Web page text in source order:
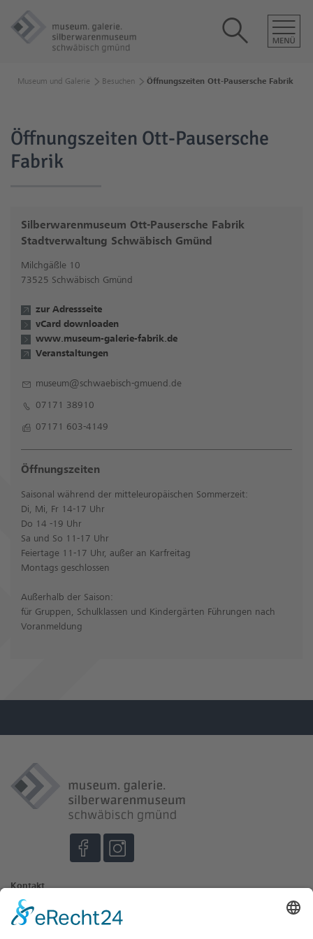
Museum und Galerie Besuchen Öffnungszeiten Ott-Pausersche Fabrik
Öffnungszeiten Ott-Pausersche
Fabrik
Silberwarenmuseum Ott-Pausersche Fabrik
Stadtverwaltung Schwäbisch Gmünd
Milchgäßle 10
73525 Schwäbisch Gmünd
zur Adressseite
vCard downloaden
www.museum-galerie-fabrik.de
Veranstaltungen
museum@schwaebisch-gmuend.de
07171 38910
07171 603-4149
Öffnungszeiten
Saisonal während der mitteleuropäischen Sommerzeit:
Di, Mi, Fr 14-17 Uhr
Do 14 -19 Uhr
Sa und So 11-17 Uhr
Feiertage 11-17 Uhr, außer an Karfreitag
Montags geschlossen
Außerhalb der Saison:
für Gruppen, Schulklassen und Kindergärten Führungen nach
Voranmeldung
Kontakt
Johannisplatz 3
73525 Schwäbisch Gmünd